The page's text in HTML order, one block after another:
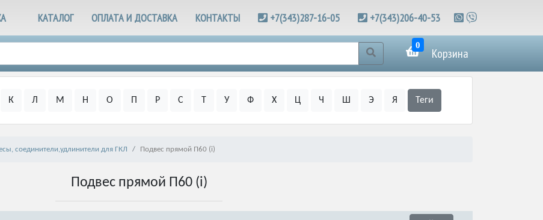
КАТАЛОГ ОПЛАТА И ДОСТАВКА КОНТАКТЫ +7(343)287-16-05 +7(343)206-40-53
0
Корзина
К Л М Н О П Р С Т У Ф Х Ц Ч Ш Э Я Теги
соединители,удлинители для ГКЛ Подвес прямой П60 (i)
Подвес прямой П60 (i)